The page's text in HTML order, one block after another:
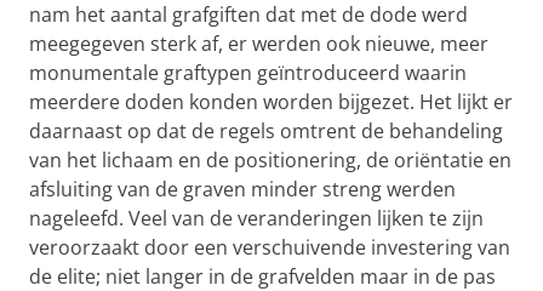
nam het aantal grafgiften dat met de dode werd
meegegeven sterk af, er werden ook nieuwe, meer
monumentale graftypen geïntroduceerd waarin
meerdere doden konden worden bijgezet. Het lijkt er
daarnaast op dat de regels omtrent de behandeling
van het lichaam en de positionering, de oriëntatie en
afsluiting van de graven minder streng werden
nageleefd. Veel van de veranderingen lijken te zijn
veroorzaakt door een verschuivende investering van
de elite; niet langer in de grafvelden maar in de pas